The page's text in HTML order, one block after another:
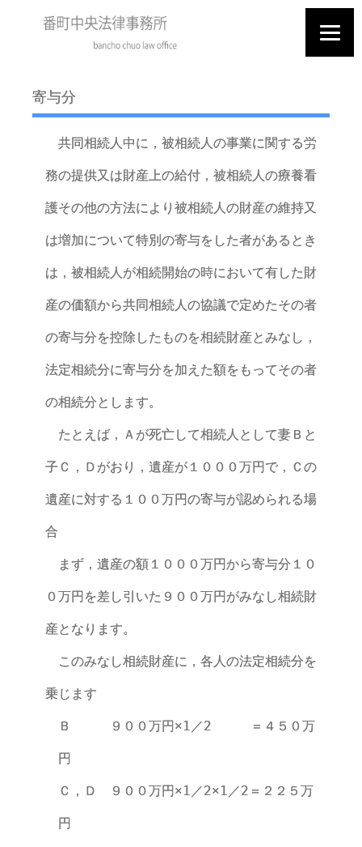
寄与分
共同相続人中に，被相続人の事業に関する労
務の提供又は財産上の給付，被相続人の療養看
護その他の方法により被相続人の財産の維持又
は増加について特別の寄与をした者があるとき
は，被相続人が相続開始の時において有した財
産の価額から共同相続人の協議で定めたその者
の寄与分を控除したものを相続財産とみなし，
法定相続分に寄与分を加えた額をもってその者
の相続分とします。
たとえば，Ａが死亡して相続人として妻Ｂと
子Ｃ，Ｄがおり，遺産が１０００万円で，Ｃの
遺産に対する１００万円の寄与が認められる場
合
まず，遺産の額１０００万円から寄与分１０
０万円を差し引いた９００万円がみなし相続財
産となります。
このみなし相続財産に，各人の法定相続分を
乗じます
Ｂ ９００万円×1／2 ＝４５０万
円
Ｃ，Ｄ ９００万円×1／2×1／2＝２２５万
円